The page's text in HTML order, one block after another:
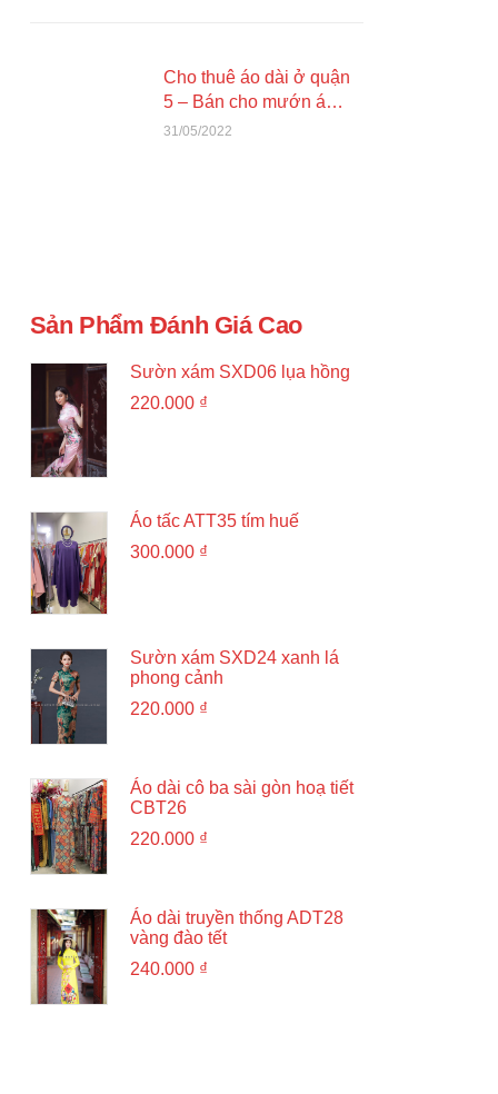
Cho thuê áo dài ở quận
5 – Bán cho mướn áo
dài đẹp tại quận 5 Sài
31/05/2022
Sản Phẩm Đánh Giá Cao
Sườn xám SXD06 lụa hồng
220.000 ₫
Áo tấc ATT35 tím huế
300.000 ₫
Sườn xám SXD24 xanh lá
phong cảnh
220.000 ₫
Áo dài cô ba sài gòn hoạ tiết
CBT26
220.000 ₫
Áo dài truyền thống ADT28
vàng đào tết
240.000 ₫